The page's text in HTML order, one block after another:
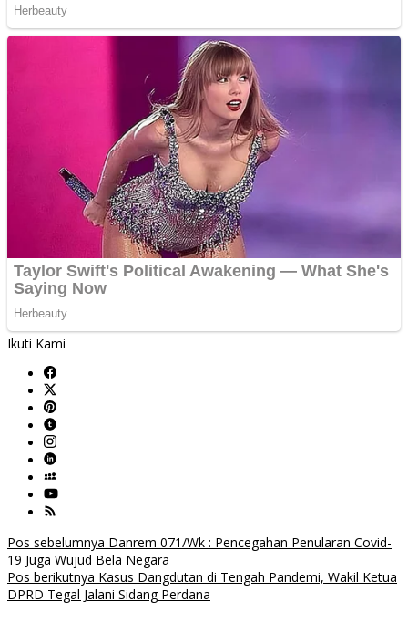
Ikuti Kami
Navigasi
pos
Pos sebelumnya Danrem 071/Wk : Pencegahan Penularan Covid-
19 Juga Wujud Bela Negara
Pos berikutnya Kasus Dangdutan di Tengah Pandemi, Wakil Ketua
DPRD Tegal Jalani Sidang Perdana